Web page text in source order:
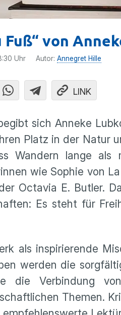
Fuß“ von
Uhr Autor: Annegret Hille
LINK
sich Anneke
Platz in der Natur
Wandern lange
wie Sophie von
Octavia E. Butler.
Es steht für
als inspirierende
werden die
die Verbindung
Themen.